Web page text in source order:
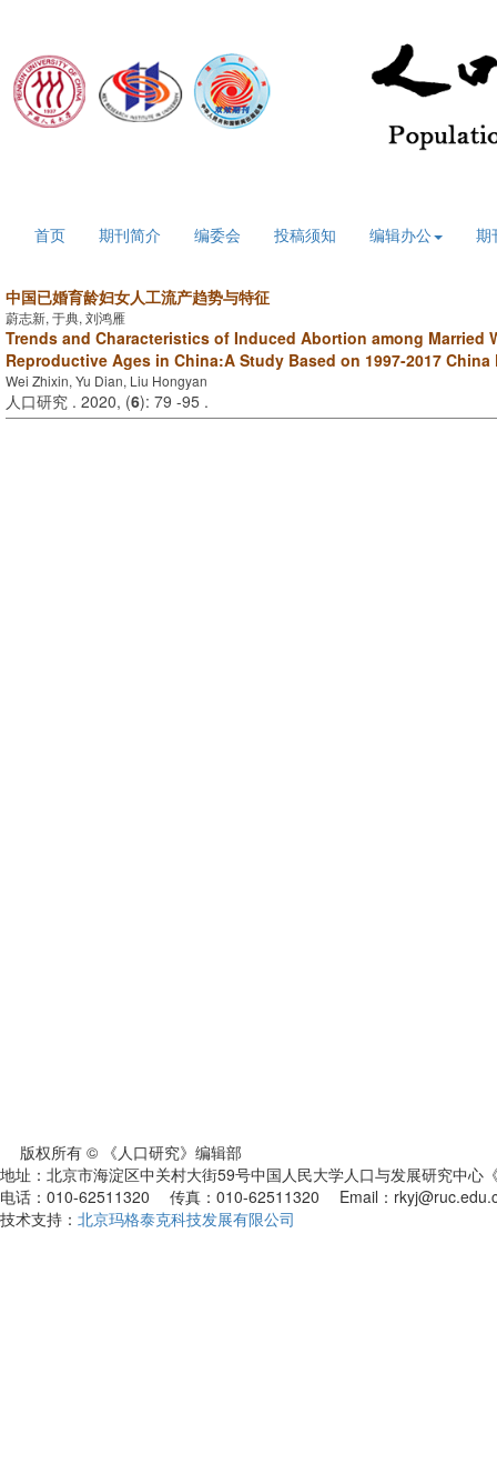
首页 期刊简介 编委会 投稿须知 编辑办公 期
中国已婚育龄妇女人工流产趋势与特征
蔚志新, 于典, 刘鸿雁
Trends and Characteristics of Induced Abortion among Married
Reproductive Ages in China:A Study Based on 1997-2017
Wei Zhixin, Yu Dian, Liu Hongyan
人口研究 . 2020, (6): 79 -95 .
版权所有 © 《人口研究》编辑部
地址：北京市海淀区中关村大街59号中国人民大学人口与发展研究中
电话：010-62511320 传真：010-62511320 Email：
技术支持： 北京玛格泰克科技发展有限公司